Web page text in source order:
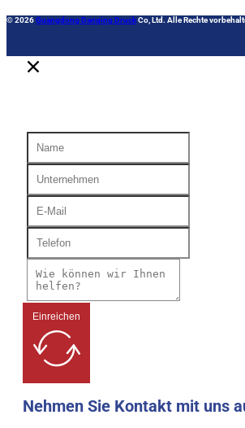
© 2026Guangdong Danqing DruckCo, Ltd. Alle Rechte
Einreichen
Nehmen Sie Kontakt mit uns